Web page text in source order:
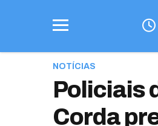
NOTÍCIAS
Policiais
Corda